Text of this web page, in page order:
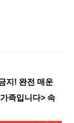
지! 완전 매운
족입니다> 속